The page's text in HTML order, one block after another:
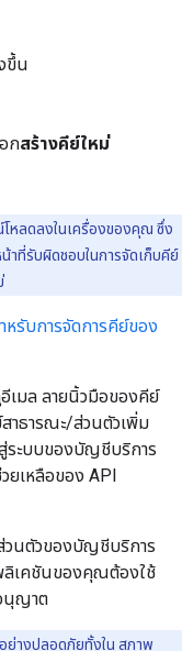
ขึ้น
กสร้างคีย์ใหม่
หลดลงในเครื่องของคุณ ซึ่ง
าที่รับผิดชอบในการจัดเก็บคีย์
รับการจัดการคีย์ของ
เมล ลายนิ้วมือของคีย์
าธารณะ/ส่วนตัวเพิ่ม
สู่ระบบของบัญชีบริการ
ยเหลือของ API
วนตัวของบัญชีบริการ
ลิเคชันของคุณต้องใช้
นุญาต
างปลอดภัยทั้งใน สภาพ